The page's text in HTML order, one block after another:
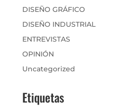
DISEÑO GRÁFICO
DISEÑO INDUSTRIAL
ENTREVISTAS
OPINIÓN
Uncategorized
Etiquetas